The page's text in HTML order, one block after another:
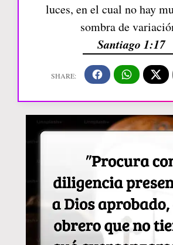
luces, en el cual no hay
sombra de
Santiago 1:17